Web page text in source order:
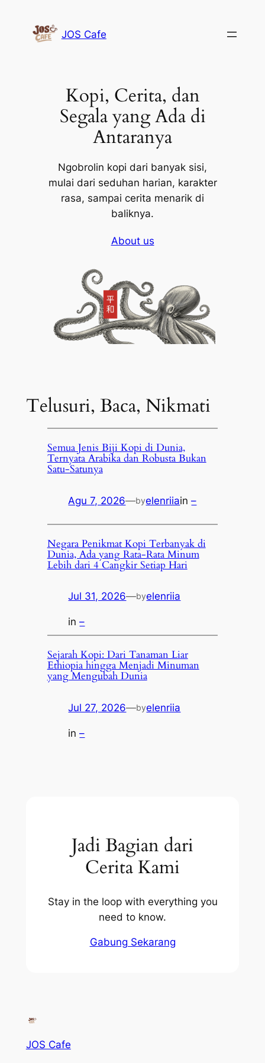
konten
JOS Cafe
Kopi, Cerita, dan
Segala yang Ada di
Antaranya
Ngobrolin kopi dari banyak sisi,
mulai dari seduhan harian, karakter
rasa, sampai cerita menarik di
baliknya.
About us
Telusuri, Baca, Nikmati
Semua Jenis Biji Kopi di Dunia,
Ternyata Arabika dan Robusta Bukan
Satu-Satunya
Agu 7, 2026—byelenriiain–
Negara Penikmat Kopi Terbanyak di
Dunia, Ada yang Rata-Rata Minum
Lebih dari 4 Cangkir Setiap Hari
Jul 31, 2026—byelenriia
in–
Sejarah Kopi: Dari Tanaman Liar
Ethiopia hingga Menjadi Minuman
yang Mengubah Dunia
Jul 27, 2026—byelenriia
in–
Jadi Bagian dari
Cerita Kami
Stay in the loop with everything you
need to know.
Gabung Sekarang
JOS Cafe